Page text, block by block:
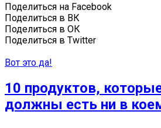
Поделиться на Facebook
Поделиться в ВК
Поделиться в ОК
Поделиться в Twitter
Вот это да!
10 продуктов,
должны есть ни в